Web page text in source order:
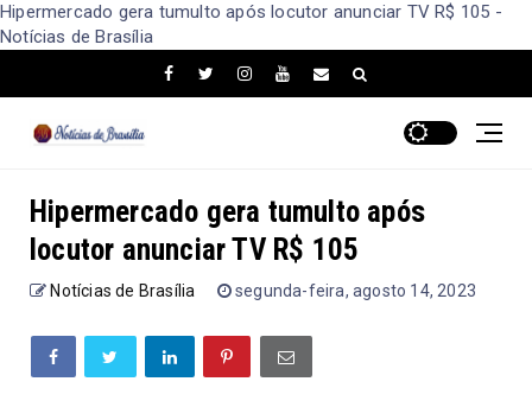
Hipermercado gera tumulto após locutor anunciar TV R$ 105 -
Notícias de Brasília
Hipermercado gera tumulto após
locutor anunciar TV R$ 105
Notícias de Brasília segunda-feira, agosto 14, 2023